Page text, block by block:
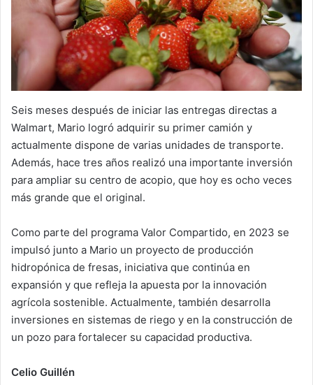
Seis meses después de iniciar las entregas directas a
Walmart, Mario logró adquirir su primer camión y
actualmente dispone de varias unidades de transporte.
Además, hace tres años realizó una importante inversión
para ampliar su centro de acopio, que hoy es ocho veces
más grande que el original.
Como parte del programa Valor Compartido, en 2023 se
impulsó junto a Mario un proyecto de producción
hidropónica de fresas, iniciativa que continúa en
expansión y que refleja la apuesta por la innovación
agrícola sostenible. Actualmente, también desarrolla
inversiones en sistemas de riego y en la construcción de
un pozo para fortalecer su capacidad productiva.
Celio Guillén